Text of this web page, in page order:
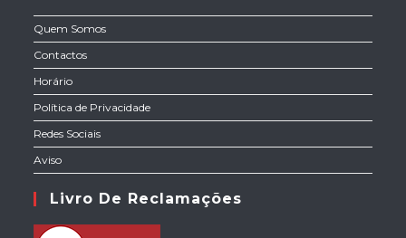
Quem Somos
Contactos
Horário
Política de Privacidade
Redes Sociais
Aviso
Livro De Reclamações